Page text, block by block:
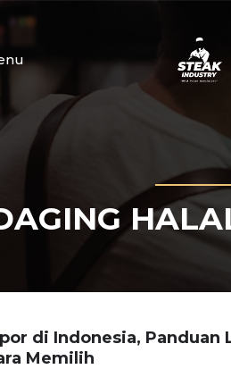
di Indonesia, Panduan
Memilih